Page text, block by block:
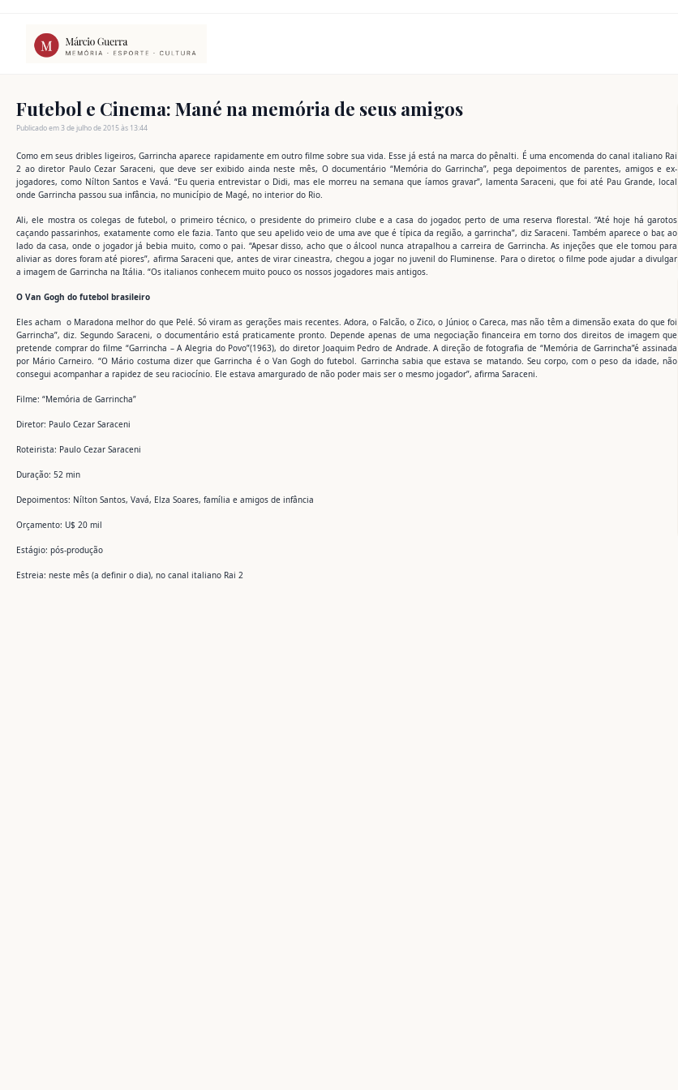
conteúdo
Futebol e Cinema: Mané na memória de seus amigos
Publicado em 3 de julho de 2015 às 13:44
Como em seus dribles ligeiros, Garrincha aparece rapidamente em outro filme sobre sua vida. Esse já está na marca do pênalti. É uma encomenda do canal italiano Rai
2 ao diretor Paulo Cezar Saraceni, que deve ser exibido ainda neste mês, O documentário “Memória do Garrincha”, pega depoimentos de parentes, amigos e ex-
jogadores, como Nílton Santos e Vavá. “Eu queria entrevistar o Didi, mas ele morreu na semana que íamos gravar”, lamenta Saraceni, que foi até Pau Grande, local
onde Garrincha passou sua infância, no município de Magé, no interior do Rio.
Ali, ele mostra os colegas de futebol, o primeiro técnico, o presidente do primeiro clube e a casa do jogador, perto de uma reserva florestal. “Até hoje há garotos
caçando passarinhos, exatamente como ele fazia. Tanto que seu apelido veio de uma ave que é típica da região, a garrincha”, diz Saraceni. Também aparece o bar, ao
lado da casa, onde o jogador já bebia muito, como o pai. “Apesar disso, acho que o álcool nunca atrapalhou a carreira de Garrincha. As injeções que ele tomou para
aliviar as dores foram até piores”, afirma Saraceni que, antes de virar cineastra, chegou a jogar no juvenil do Fluminense. Para o diretor, o filme pode ajudar a divulgar
a imagem de Garrincha na Itália. “Os italianos conhecem muito pouco os nossos jogadores mais antigos.
O Van Gogh do futebol brasileiro
Eles acham o Maradona melhor do que Pelé. Só viram as gerações mais recentes. Adora, o Falcão, o Zico, o Júnior, o Careca, mas não têm a dimensão exata do que foi
Garrincha”, diz. Segundo Saraceni, o documentário está praticamente pronto. Depende apenas de uma negociação financeira em torno dos direitos de imagem que
pretende comprar do filme “Garrincha – A Alegria do Povo”(1963), do diretor Joaquim Pedro de Andrade. A direção de fotografia de “Memória de Garrincha”é assinada
por Mário Carneiro. “O Mário costuma dizer que Garrincha é o Van Gogh do futebol. Garrincha sabia que estava se matando. Seu corpo, com o peso da idade, não
consegui acompanhar a rapidez de seu raciocínio. Ele estava amargurado de não poder mais ser o mesmo jogador”, afirma Saraceni.
Filme: “Memória de Garrincha”
Diretor: Paulo Cezar Saraceni
Roteirista: Paulo Cezar Saraceni
Duração: 52 min
Depoimentos: Nílton Santos, Vavá, Elza Soares, família e amigos de infância
Orçamento: U$ 20 mil
Estágio: pós-produção
Estreia: neste mês (a definir o dia), no canal italiano Rai 2